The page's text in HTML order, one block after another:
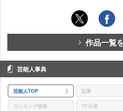
作品一覧
芸能人事典
芸能人TOP 記事
ランキング情報 TV出演